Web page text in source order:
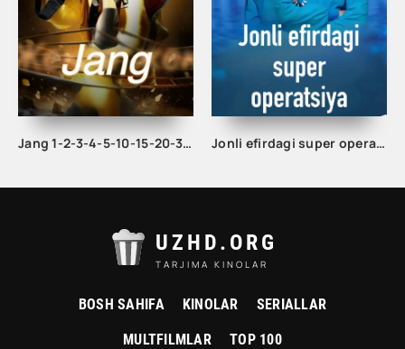
Jang 1-2-3-4-5-10-15-20-30-40-50-60-65-70 Qism drama Koreya seriali uzbek tilida Barcha qismlar Jonli efirdagi super operatsiya 1-2-3-4-5-10-15-20-25-30-35-40-50-60-75 Qism Drama Uzbek tilida Barcha qismlar 2026 HD skachat
UZHD.ORG
TARJIMA KINOLAR
BOSH SAHIFA KINOLAR SERIALLAR
MULTFILMLAR TOP 100